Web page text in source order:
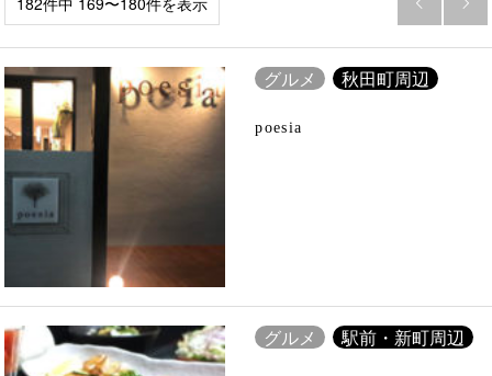
 
グルメ 秋田町周辺
poesia
グルメ 駅前・新町周辺